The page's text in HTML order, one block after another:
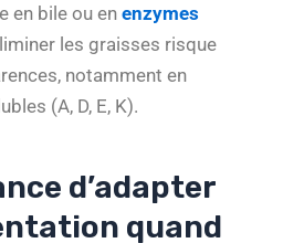
en bile ou enenzymes
les graisses risque
notamment en
(A, D, E, K).
d’adapter
quand